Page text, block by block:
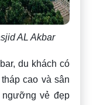
AL Akbar
du khách có
cao và sân
vẻ đẹp